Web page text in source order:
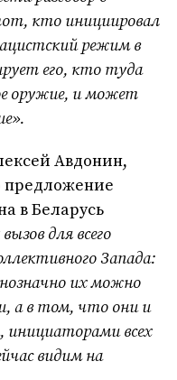
кто инициировал
режим в
его, кто туда
оружие, и может
Авдонин,
предложение
в Беларусь
для всего
Запада:
их можно
а в том, что они и
инициаторами всех
видим на